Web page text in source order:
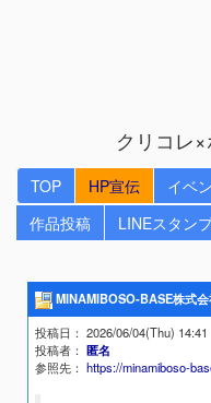
クリコレ
TOP HP宣伝 イベ
作品投稿
LINEスタン
MINAMIBOSO-BASE株式
投稿日 ： 2026/06/04(Thu) 14:41
投稿者 ：匿名
参照先 ：https://minamiboso-